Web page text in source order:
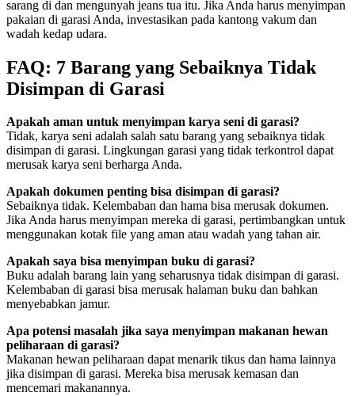
sarang di dan mengunyah jeans tua itu. Jika Anda harus menyimpan
pakaian di garasi Anda, investasikan pada kantong vakum dan
wadah kedap udara.
FAQ: 7 Barang yang Sebaiknya Tidak
Disimpan di Garasi
Apakah aman untuk menyimpan karya seni di garasi?
Tidak, karya seni adalah salah satu barang yang sebaiknya tidak
disimpan di garasi. Lingkungan garasi yang tidak terkontrol dapat
merusak karya seni berharga Anda.
Apakah dokumen penting bisa disimpan di garasi?
Sebaiknya tidak. Kelembaban dan hama bisa merusak dokumen.
Jika Anda harus menyimpan mereka di garasi, pertimbangkan untuk
menggunakan kotak file yang aman atau wadah yang tahan air.
Apakah saya bisa menyimpan buku di garasi?
Buku adalah barang lain yang seharusnya tidak disimpan di garasi.
Kelembaban di garasi bisa merusak halaman buku dan bahkan
menyebabkan jamur.
Apa potensi masalah jika saya menyimpan makanan hewan
peliharaan di garasi?
Makanan hewan peliharaan dapat menarik tikus dan hama lainnya
jika disimpan di garasi. Mereka bisa merusak kemasan dan
mencemari makanannya.